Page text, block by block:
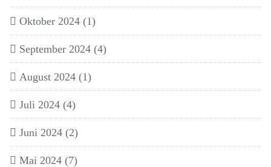
Oktober 2024 (1)
September 2024 (4)
August 2024 (1)
Juli 2024 (4)
Juni 2024 (2)
Mai 2024 (7)